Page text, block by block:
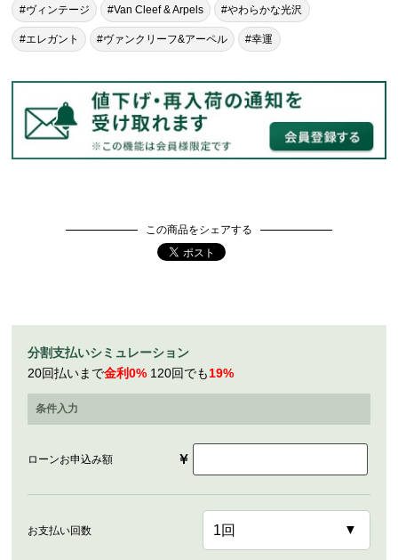
#ヴィンテージ #Van Cleef & Arpels #やわらかな光沢
#エレガント #ヴァンクリーフ&アーペル #幸運
この商品をシェアする
分割支払いシミュレーション
20回払いまで金利0% 120回でも19%
条件入力
ローンお申込み額 ￥
お支払い回数